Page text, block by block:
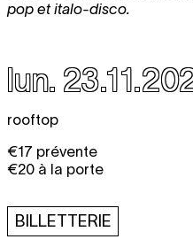
pop et italo-disco.
lun.
rooftop
€17 prévente
€20 à la porte
BILLETTERIE